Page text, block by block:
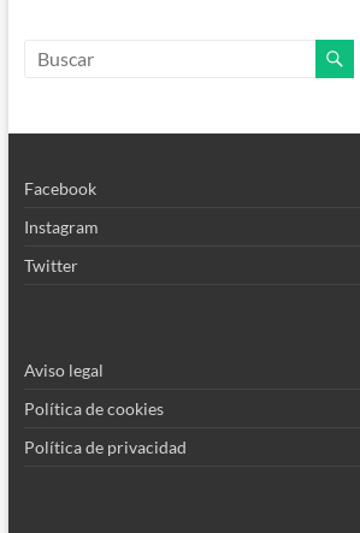
Facebook
Instagram
Twitter
Aviso legal
Política de cookies
Política de privacidad